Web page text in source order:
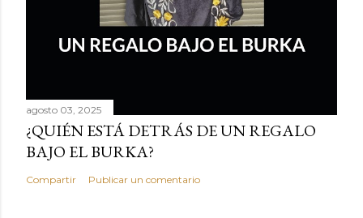
agosto 03, 2025
¿QUIÉN ESTÁ DETRÁS DE UN REGALO
BAJO EL BURKA?
Compartir Publicar un comentario